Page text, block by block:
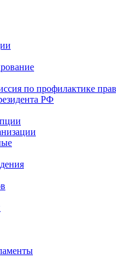
по профилактике
РФ